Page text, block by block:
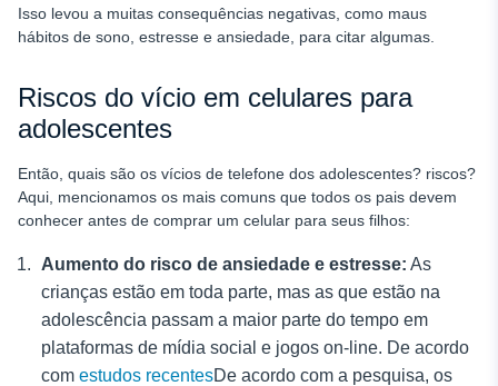
Isso levou a muitas consequências negativas, como maus
hábitos de sono, estresse e ansiedade, para citar algumas.
Riscos do vício em celulares para
adolescentes
Então, quais são os vícios de telefone dos adolescentes? riscos?
Aqui, mencionamos os mais comuns que todos os pais devem
conhecer antes de comprar um celular para seus filhos:
Aumento do risco de ansiedade e estresse: As
crianças estão em toda parte, mas as que estão na
adolescência passam a maior parte do tempo em
plataformas de mídia social e jogos on-line. De acordo
com estudos recentesDe acordo com a pesquisa, os